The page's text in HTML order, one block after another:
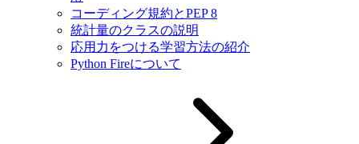
コーディング規約とPEP 8
統計量のクラスの説明
応用力をつける学習方法の紹介
Python Fireについて